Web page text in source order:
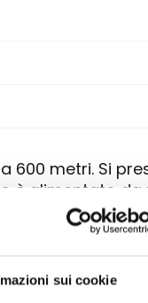
sui cookie
600 metri. Si
è alimentato
in